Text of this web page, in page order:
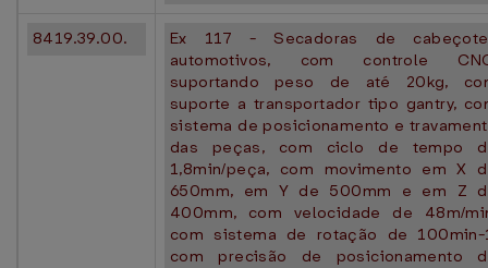
8419.39.00.
Ex 117 - Secadoras de
automotivos, com controle
suportando peso de até 20kg,
suporte a transportador tipo gantry,
sistema de posicionamento e
das peças, com ciclo de tempo
1,8min/peça, com movimento em X
650mm, em Y de 500mm e em Z
400mm, com velocidade de 48m/
com sistema de rotação de 100min-
com precisão de posicionamento